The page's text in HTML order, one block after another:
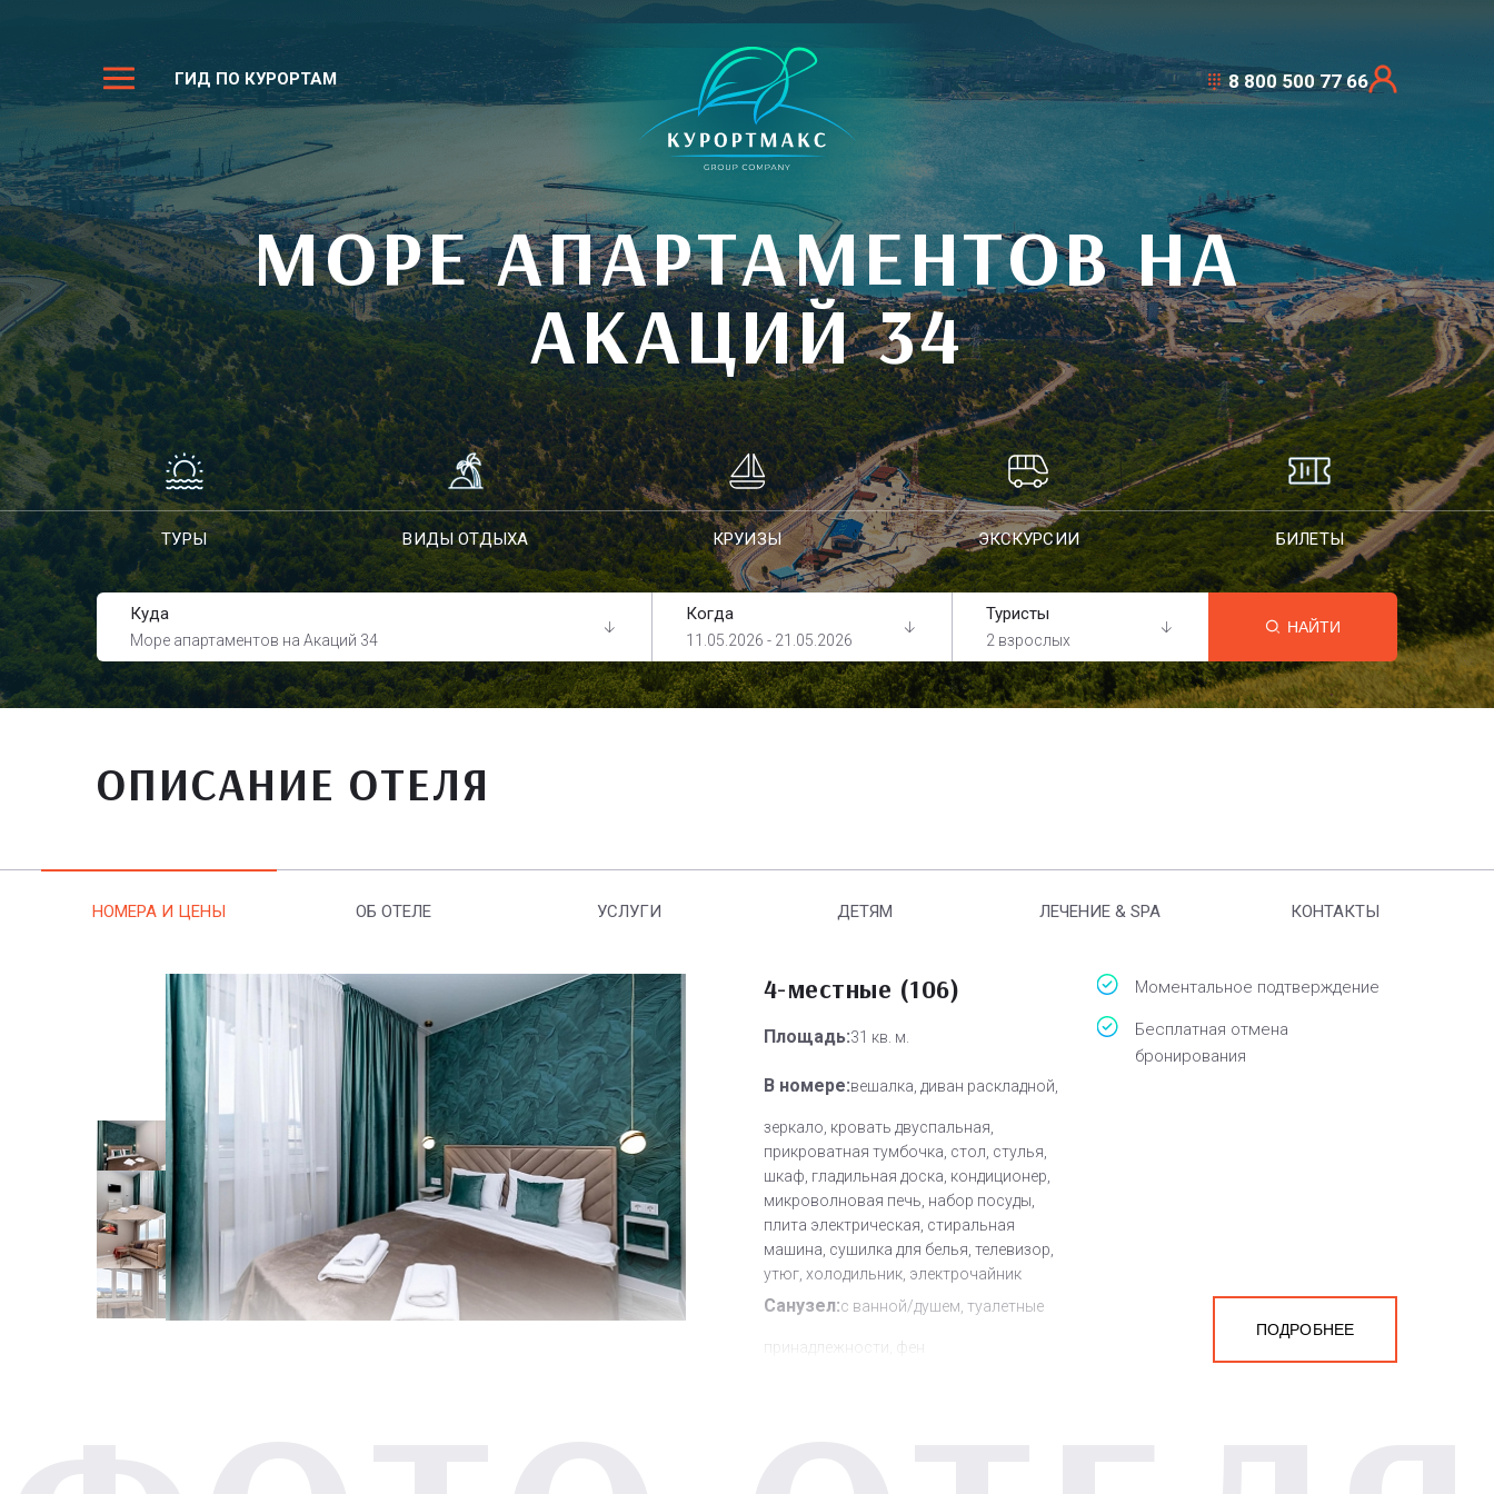
ГИД ПО КУРОРТАМ 8 800 500 77 66
МОРЕ АПАРТАМЕНТОВ НА
АКАЦИЙ 34
ТУРЫ ВИДЫ ОТДЫХА КРУИЗЫ ЭКСКУРСИИ БИЛЕТЫ
Куда
Море апартаментов на Акаций 34
Когда
11.05.2026 - 21.05.2026
Туристы
2 взрослых
НАЙТИ
ОПИСАНИЕ ОТЕЛЯ
НОМЕРА И ЦЕНЫ ОБ ОТЕЛЕ УСЛУГИ ДЕТЯМ ЛЕЧЕНИЕ & SPA КОНТАКТЫ
4-местные (106)
Площадь:31 кв. м.
В номере:вешалка, диван раскладной,
зеркало, кровать двуспальная,
прикроватная тумбочка, стол, стулья,
шкаф, гладильная доска, кондиционер,
микроволновая печь, набор посуды,
плита электрическая, стиральная
машина, сушилка для белья, телевизор,
утюг, холодильник, электрочайник
Санузел:с ванной/душем, туалетные
принадлежности, фен
Моментальное подтверждение
Бесплатная отмена
бронирования
ПОДРОБНЕЕ